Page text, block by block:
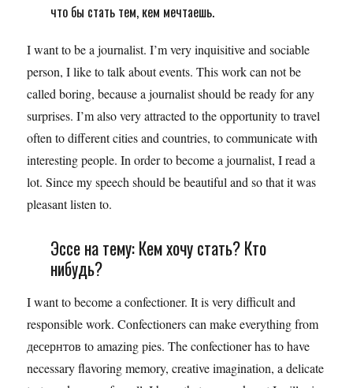
что бы стать тем, кем мечтаешь.
I want to be a journalist. I’m very inquisitive and sociable
person, I like to talk about events. This work can not be
called boring, because a journalist should be ready for any
surprises. I’m also very attracted to the opportunity to travel
often to different cities and countries, to communicate with
interesting people. In order to become a journalist, I read a
lot. Since my speech should be beautiful and so that it was
pleasant listen to.
Эссе на тему: Кем хочу стать? Кто
нибудь?
I want to become a confectioner. It is very difficult and
responsible work. Confectioners can make everything from
десернтов to amazing pies. The confectioner has to have
necessary flavoring memory, creative imagination, a delicate